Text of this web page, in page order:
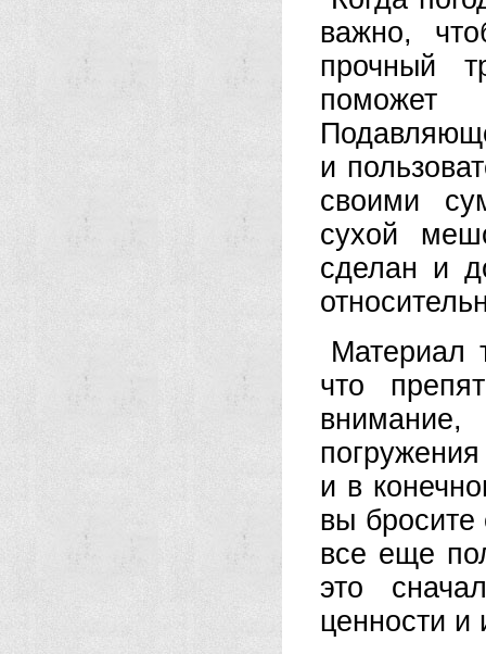
важно,
прочный
поможет
и
своими
сухой
сделан и
Материал
что
и в
вы бросите
все еще
это
ценности и